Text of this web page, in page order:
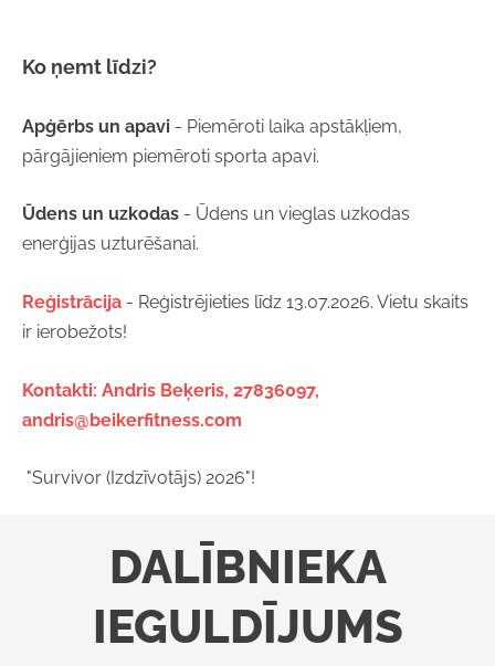
Ko ņemt līdzi?
Apģērbs un apavi - Piemēroti laika apstākļiem,
pārgājieniem piemēroti sporta apavi.
Ūdens un uzkodas - Ūdens un vieglas uzkodas
enerģijas uzturēšanai.
Reģistrācija - Reģistrējieties līdz 13.07.2026. Vietu skaits
ir ierobežots!
Kontakti: Andris Beķeris, 27836097,
andris@beikerfitness.com
"Survivor (Izdzīvotājs) 2026"!
DALĪBNIEKA
IEGULDĪJUMS